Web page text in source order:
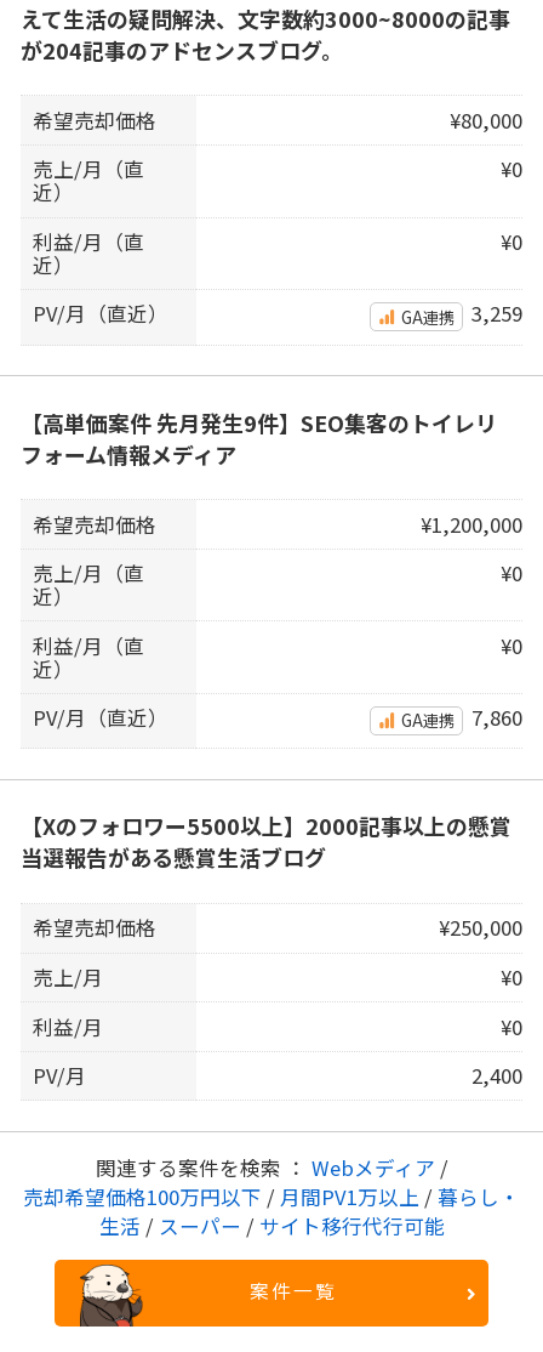
えて生活の疑問解決、文字数約3000~8000の記事
が204記事のアドセンスブログ。
希望売却価格
¥80,000
売上/月（直
近）
¥0
利益/月（直
近）
¥0
PV/月（直近） GA連携 3,259
【高単価案件 先月発生9件】SEO集客のトイレリ
フォーム情報メディア
希望売却価格
¥1,200,000
売上/月（直
近）
¥0
利益/月（直
近）
¥0
PV/月（直近） GA連携 7,860
【Xのフォロワー5500以上】2000記事以上の懸賞
当選報告がある懸賞生活ブログ
希望売却価格
¥250,000
売上/月
¥0
利益/月
¥0
PV/月
2,400
関連する案件を検索 ： Webメディア /
売却希望価格100万円以下 / 月間PV1万以上 / 暮らし・
生活 / スーパー / サイト移行代行可能
案件一覧